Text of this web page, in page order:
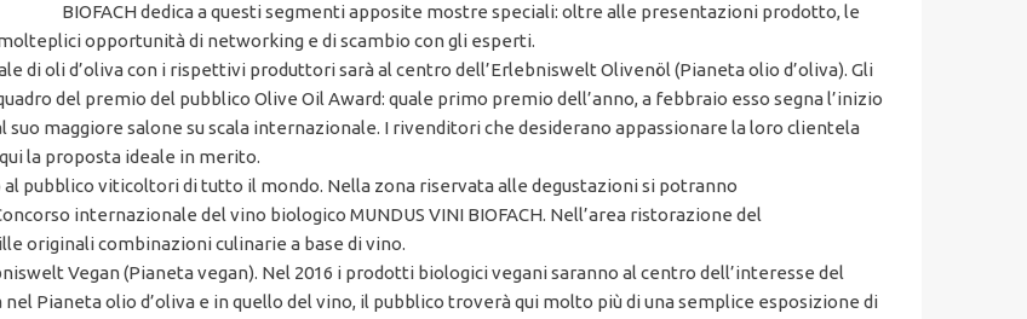
BIOFACH dedica a questi segmenti apposite mostre speciali: oltre alle presentazioni prodotto, le
opportunità di networking e di scambio con gli esperti.
di oli d’oliva con i rispettivi produttori sarà al centro dell’Erlebniswelt Olivenöl (Pianeta olio d’oliva). Gli
del premio del pubblico Olive Oil Award: quale primo premio dell’anno, a febbraio esso segna l’inizio
suo maggiore salone su scala internazionale. I rivenditori che desiderano appassionare la loro clientela
la proposta ideale in merito.
pubblico viticol­tori di tutto il mondo. Nella zona riservata alle degustazioni si potranno
internazio­nale del vino biologico MUNDUS VINI BIOFACH. Nell’area ristorazione del
originali combinazioni culinarie a base di vino.
Vegan (Pianeta vegan). Nel 2016 i prodotti biologici vegani saranno al centro dell’interesse del
Pianeta olio d’oliva e in quello del vino, il pubblico troverà qui molto più di una semplice esposizione di